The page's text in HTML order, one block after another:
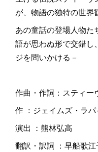
が、物語の独特の世界
あの童話の登場人物た
語が思わぬ形で交錯し
ジを問いかける－
作曲・作詞：スティー
作 ：ジェイムズ・ラパ
演出 ：熊林弘高
翻訳・訳詞 ：早船歌江